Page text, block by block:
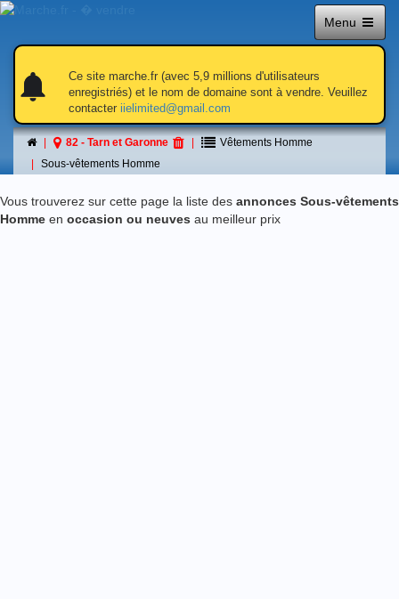
Menu
notifications
notifications
Ce site marche.fr (avec 5,9 millions d'utilisateurs
enregistriés) et le nom de domaine sont à vendre. Veuillez
contacter iielimited@gmail.com
82 - Tarn et Garonne
Vêtements Homme
Sous-vêtements Homme
Sous-vêtements Homme
á 82 - Tarn et Garonne
Vous trouverez sur cette page la liste des annonces Sous-vêtements
Homme en occasion ou neuves au meilleur prix